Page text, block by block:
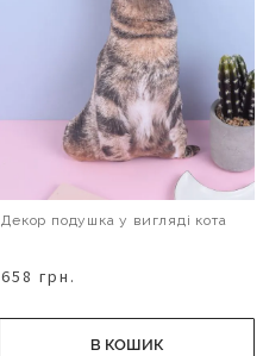
Декор подушка у вигляді кота
658 грн.
В КОШИК